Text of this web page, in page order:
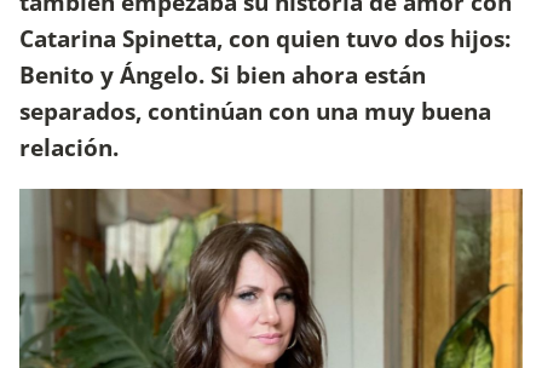
Catarina Spinetta, con quien tuvo dos hijos:
Benito y Ángelo. Si bien ahora están
separados, continúan con una muy buena
relación.